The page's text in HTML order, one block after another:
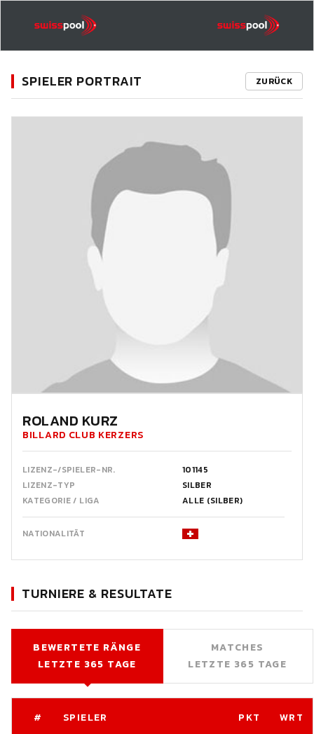
SPIELER PORTRAIT ZURÜCK
ROLAND KURZ
BILLARD CLUB KERZERS
LIZENZ-/SPIELER-NR.
101145
LIZENZ-TYP
SILBER
KATEGORIE / LIGA
ALLE (SILBER)
NATIONALITÄT
TURNIERE & RESULTATE
BEWERTETE RÄNGE
LETZTE 365 TAGE
MATCHES
LETZTE 365 TAGE
# SPIELER PKT WRT